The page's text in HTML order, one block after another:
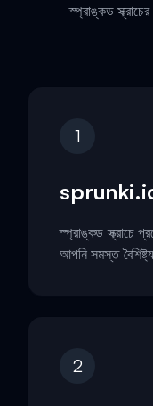
স্প্রাঙ্কড
1
sprunki.io
স্প্রাঙ্কড স্ক্রাচে
আপনি সমস্ত
2